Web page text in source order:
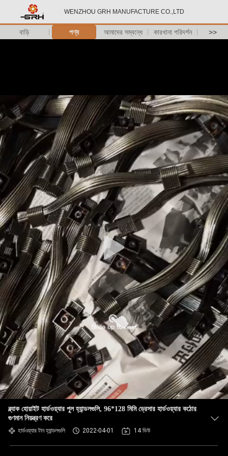
WENZHOU GRH MANUFACTURE CO.,LTD
বাড়ি পণ্য আমাদের সম্বন্ধে কারখানা পরিদর্শন >>
ব্ল্যাক হোয়াইট হার্ডওয়্যার পুল হ্যান্ডলগুলি, 96*128 মিমি ড্রেসার হার্ডওয়্যার কঠোর
গুণমান নিয়ন্ত্রণ করে
হার্ডওয়্যার টান হ্যান্ডলগুলি 2022-04-01 14 ভিউ